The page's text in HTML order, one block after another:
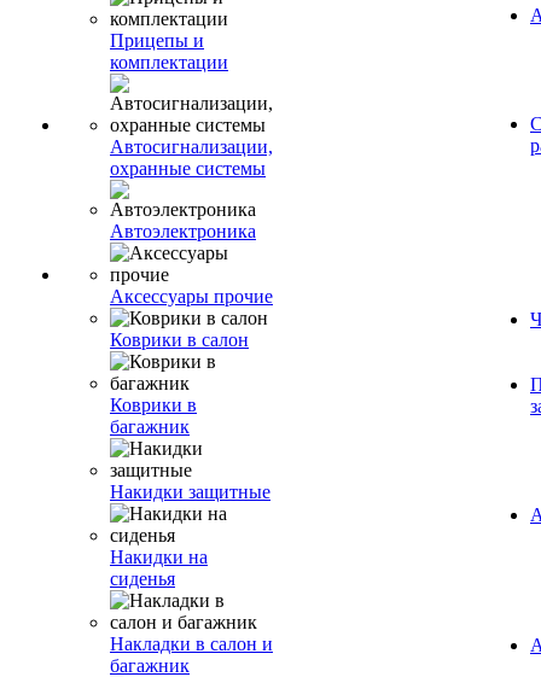
Прицепы и
комплектации
Автосигнализации,
охранные системы
Автоэлектроника
Аксессуары прочие
Коврики в салон
Коврики в
багажник
Накидки защитные
Накидки на
сиденья
Накладки в салон и
багажник